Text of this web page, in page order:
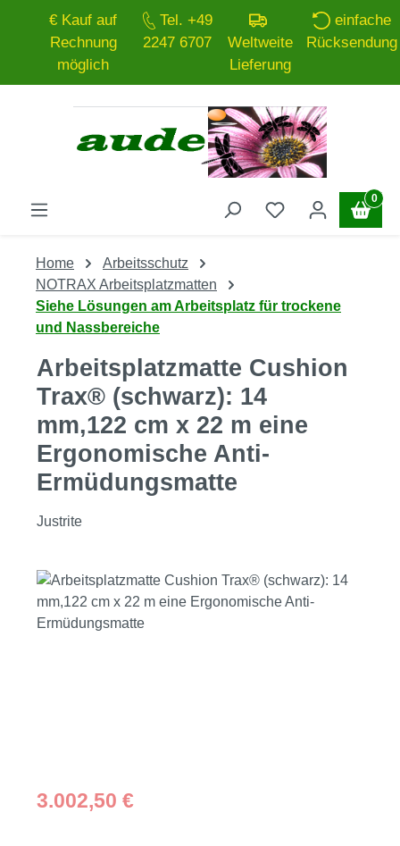
Zum Hauptinhalt springen
€ Kauf auf
Rechnung
möglich
Tel. +49
2247 6707
Weltweite
Lieferung
einfache
Rücksendung
0
Home
Arbeitsschutz
NOTRAX Arbeitsplatzmatten
Siehe Lösungen am Arbeitsplatz für trockene
und Nassbereiche
Arbeitsplatzmatte Cushion
Trax® (schwarz): 14
mm,122 cm x 22 m eine
Ergonomische Anti-
Ermüdungsmatte
Justrite
Bildergalerie überspringen
Regulärer Preis:
3.002,50 €